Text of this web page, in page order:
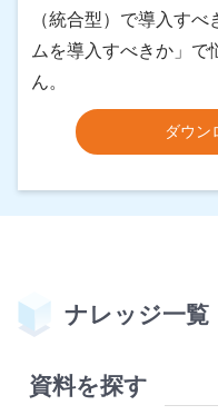
（統合型）で導入す
ムを導入すべきか」
ん。
ダウン
ナレッジ⼀覧
資料を探す